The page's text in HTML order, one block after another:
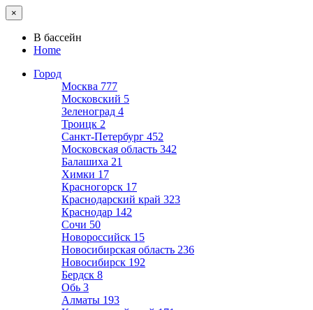
×
В бассейн
Home
Город
Москва 777
Московский 5
Зеленоград 4
Троицк 2
Санкт-Петербург 452
Московская область 342
Балашиха 21
Химки 17
Красногорск 17
Краснодарский край 323
Краснодар 142
Сочи 50
Новороссийск 15
Новосибирская область 236
Новосибирск 192
Бердск 8
Обь 3
Алматы 193